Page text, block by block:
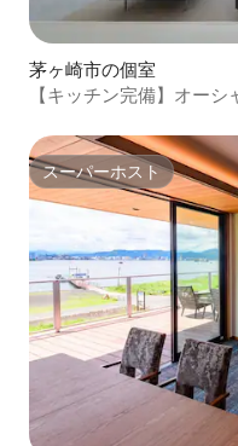
茅ヶ崎市の個室
【キッチン完備】オー
スーパーホスト
スーパーホスト